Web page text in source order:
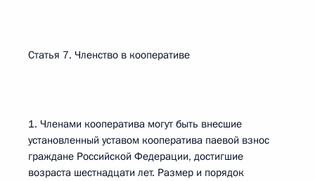
Статья 7. Членство в кооперативе
1. Членами кооператива могут быть внесшие
установленный уставом кооператива паевой взнос
граждане Российской Федерации, достигшие
возраста шестнадцати лет. Размер и порядок